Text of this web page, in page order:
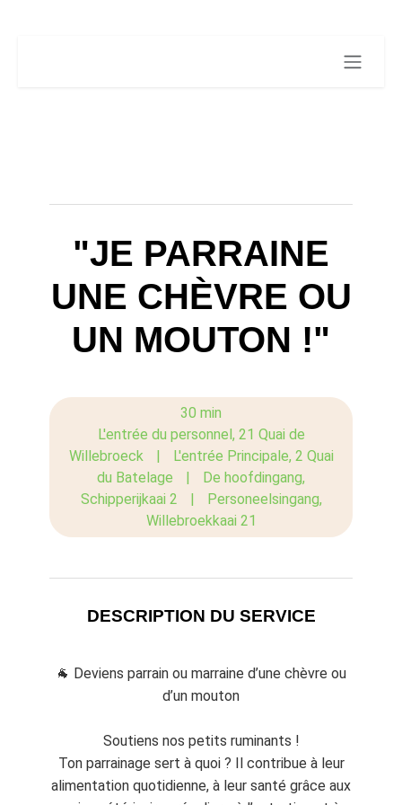
"JE PARRAINE
UNE CHÈVRE OU
UN MOUTON !"
30 min
L'entrée du personnel, 21 Quai de
Willebroeck
|
L'entrée Principale, 2 Quai
du Batelage
|
De hoofdingang,
Schipperijkaai 2
|
Personeelsingang,
Willebroekkaai 21
DESCRIPTION DU SERVICE
🐐 Deviens parrain ou marraine d’une chèvre ou
d’un mouton
Soutiens nos petits ruminants !
Ton parrainage sert à quoi ? Il contribue à leur
alimentation quotidienne, à leur santé grâce aux